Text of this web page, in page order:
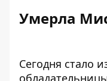
Умерла
Сегодня стало